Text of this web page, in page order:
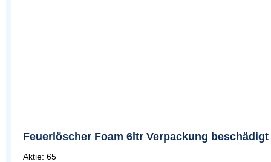
Feuerlöscher Foam 6ltr Verpackung beschädigt
Aktie: 65